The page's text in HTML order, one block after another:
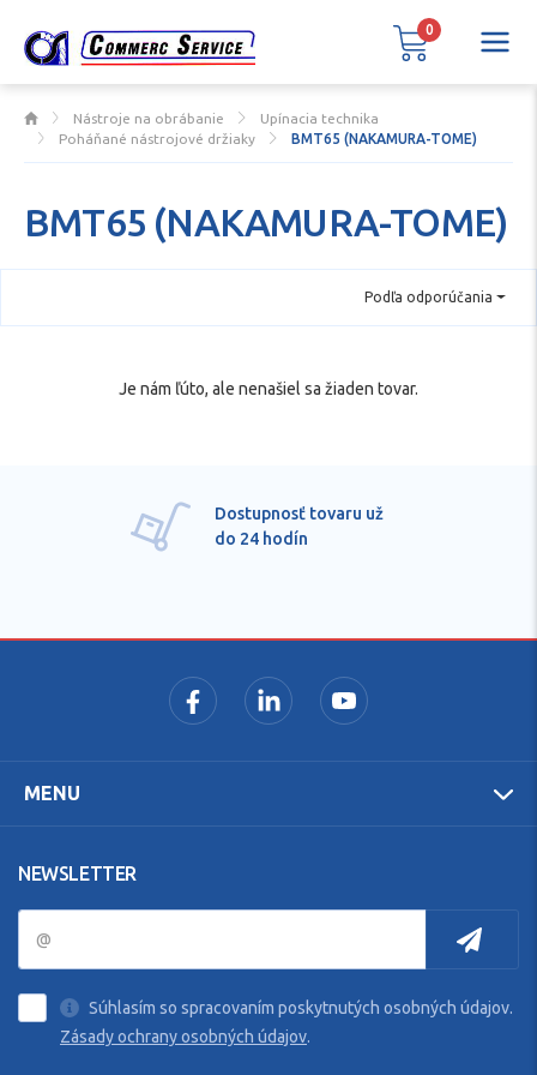
Nástroje na obrábanie
Upínacia technika
Poháňané nástrojové držiaky
BMT65 (NAKAMURA-TOME)
BMT65 (NAKAMURA-TOME)
Podľa odporúčania
Je nám ľúto, ale nenašiel sa žiaden tovar.
Dostupnosť tovaru už
do 24 hodín
MENU
NEWSLETTER
Súhlasím so spracovaním poskytnutých osobných údajov.
Zásady ochrany osobných údajov.
0